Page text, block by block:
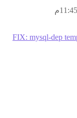
FIX: mysql-dep